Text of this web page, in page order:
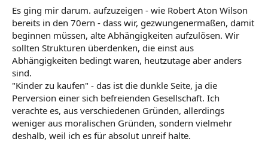
kaufen zu dürfen. Denn ein Kind, ist kein Auto. Bei nicht
gefallen wegen Behinderung oder doch das falsches
Geschlecht, werden diese Babys ermordet.
Es ging mir darum. aufzuzeigen - wie Robert Aton Wilson
bereits in den 70ern - dass wir, gezwungenermaßen, damit
beginnen müssen, alte Abhängigkeiten aufzulösen. Wir
sollten Strukturen überdenken, die einst aus
Abhängigkeiten bedingt waren, heutzutage aber anders
sind.
"Kinder zu kaufen" - das ist die dunkle Seite, ja die
Perversion einer sich befreienden Gesellschaft. Ich
verachte es, aus verschiedenen Gründen, allerdings
weniger aus moralischen Gründen, sondern vielmehr
deshalb, weil ich es für absolut unreif halte.